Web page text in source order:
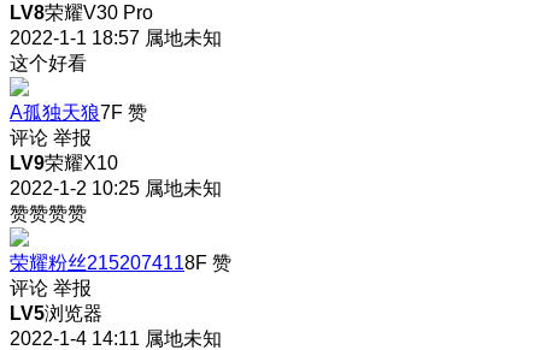
LV8荣耀V30 Pro
2022-1-1 18:57 属地未知
这个好看
A孤独天狼7F 赞
评论 举报
LV9荣耀X10
2022-1-2 10:25 属地未知
赞赞赞赞
荣耀粉丝2152074118F 赞
评论 举报
LV5浏览器
2022-1-4 14:11 属地未知